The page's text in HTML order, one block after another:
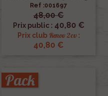
Ref :001697
48,00 €
Prix public : 40,80 €
Prix club Renov 2cv:
40,80 €
Pack